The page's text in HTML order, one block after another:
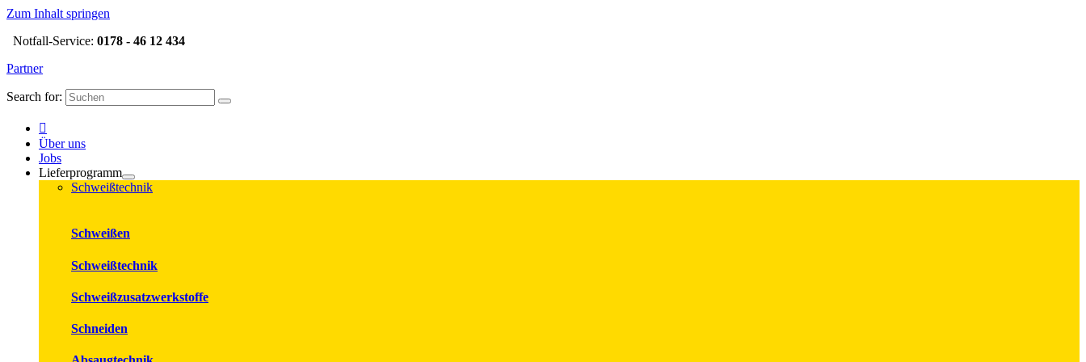
Zum Inhalt springen
Notfall-Service: 0178 - 46 12 434
Partner
Search for:
Über uns
Jobs
Lieferprogramm
Schweißtechnik
Schweißen
Schweißtechnik
Schweißzusatzwerkstoffe
Schneiden